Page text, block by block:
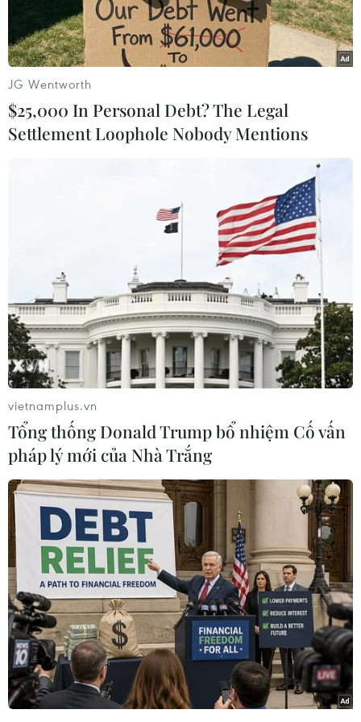
JG Wentworth
$25,000 In Personal Debt? The Legal
Settlement Loophole Nobody Mentions
vietnamplus.vn
Tổng thống Donald Trump bổ nhiệm Cố vấn
pháp lý mới của Nhà Trắng